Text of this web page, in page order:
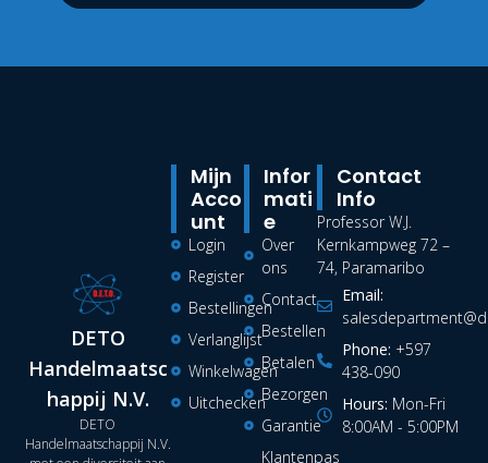
DETO
Handelmaatsc
happij N.V.
DETO
Handelmaatschappij N.V.
Infor
Mati
E
Over
ons
Contact
Bestellen
Betalen
Bezorgen
Garantie
Klantenpas
Mijn
Acco
Unt
Login
Register
Bestellingen
Verlanglijst
Winkelwagen
Uitchecken
Contact
Info
Professor W.J.
Kernkampweg 72 –
74, Paramaribo
Email:
Phone: +597
438-090
Hours: Mon-Fri
8:00AM - 5:00PM